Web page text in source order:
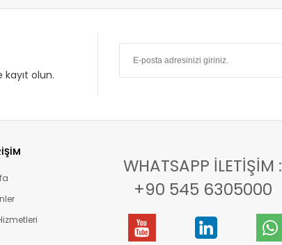
olun.
WHATSAPP İLETIŞIM :
+90 545 6305000